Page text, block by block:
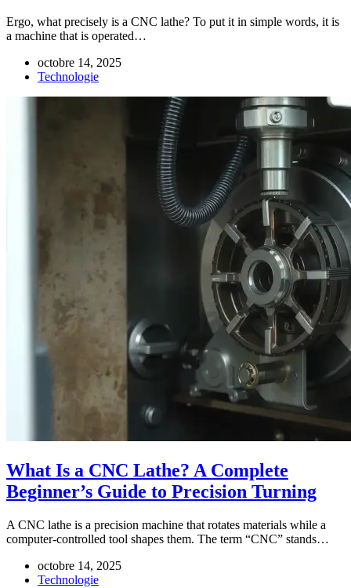
Ergo, what precisely is a CNC lathe? To put it in simple words, it is
a machine that is operated…
octobre 14, 2025
Technologie
What Is a CNC Lathe? A Complete
Beginner’s Guide to Precision Turning
A CNC lathe is a precision machine that rotates materials while a
computer-controlled tool shapes them. The term “CNC” stands…
octobre 14, 2025
Technologie